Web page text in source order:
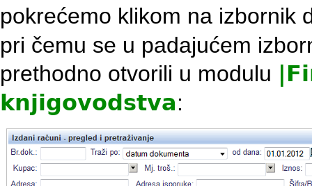
pokrećemo klikom na izbornik
pri čemu se u padajućem
prethodno otvorili u modulu
knjigovodstva: